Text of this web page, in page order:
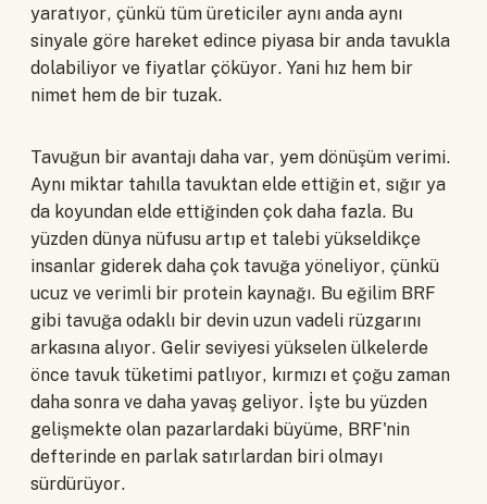
yaratıyor, çünkü tüm üreticiler aynı anda aynı
sinyale göre hareket edince piyasa bir anda tavukla
dolabiliyor ve fiyatlar çöküyor. Yani hız hem bir
nimet hem de bir tuzak.
Tavuğun bir avantajı daha var, yem dönüşüm verimi.
Aynı miktar tahılla tavuktan elde ettiğin et, sığır ya
da koyundan elde ettiğinden çok daha fazla. Bu
yüzden dünya nüfusu artıp et talebi yükseldikçe
insanlar giderek daha çok tavuğa yöneliyor, çünkü
ucuz ve verimli bir protein kaynağı. Bu eğilim BRF
gibi tavuğa odaklı bir devin uzun vadeli rüzgarını
arkasına alıyor. Gelir seviyesi yükselen ülkelerde
önce tavuk tüketimi patlıyor, kırmızı et çoğu zaman
daha sonra ve daha yavaş geliyor. İşte bu yüzden
gelişmekte olan pazarlardaki büyüme, BRF'nin
defterinde en parlak satırlardan biri olmayı
sürdürüyor.